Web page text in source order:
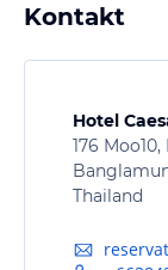
Kontakt
Hotel
176
Thailand